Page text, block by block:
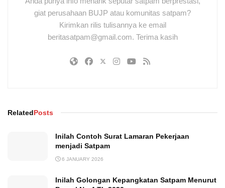
giat perusahaan BUJP atau komunitas satpam?
Kirimkan rilis tulisannya ke email
beritasatpam@gmail.com. Terima kasih
RelatedPosts
Inilah Contoh Surat Lamaran Pekerjaan
menjadi Satpam
6 JANUARY 2026
Inilah Golongan Kepangkatan Satpam Menurut